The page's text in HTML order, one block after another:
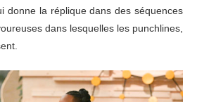
donne la réplique dans des séquences
dans lesquelles les punchlines,